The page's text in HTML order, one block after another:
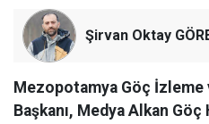
Şirvan Oktay
Mezopotamya Göç İzleme
Başkanı, Medya Alkan Göç